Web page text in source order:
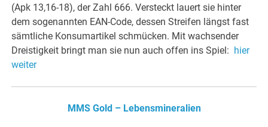
(Apk 13,16-18), der Zahl 666. Versteckt lauert sie hinter
dem sogenannten EAN-Code, dessen Streifen längst fast
sämtliche Konsumartikel schmücken. Mit wachsender
Dreistigkeit bringt man sie nun auch offen ins Spiel: hier
weiter
MMS Gold – Lebensmineralien